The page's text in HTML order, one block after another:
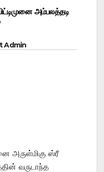
அம்பலத்தடி
Admin
அருள்மிகு ஸ்ரீ
வருடாந்த